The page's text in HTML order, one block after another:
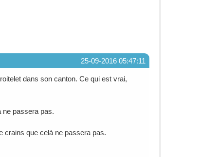
25-09-2016 05:47:11
dans son canton. Ce qui est vrai,
ne passera pas.
crains que celà ne passera pas.